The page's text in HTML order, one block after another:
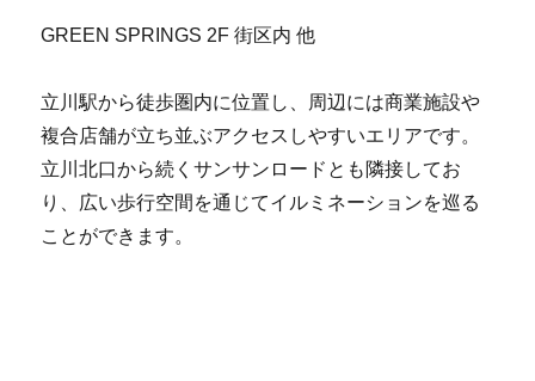
GREEN SPRINGS 2F 街区内 他
立川駅から徒歩圏内に位置し、周辺には商業施設や
複合店舗が立ち並ぶアクセスしやすいエリアです。
立川北口から続くサンサンロードとも隣接してお
り、広い歩行空間を通じてイルミネーションを巡る
ことができます。